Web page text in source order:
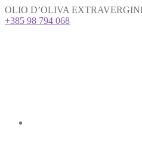
OLIO D’OLIVA
+385 98 794 068